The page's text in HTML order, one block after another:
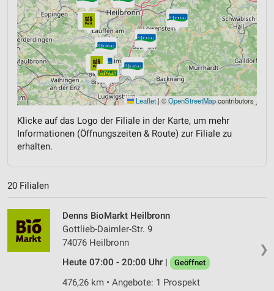
Leaflet |©OpenStreetMapcontributors
Klicke auf das Logo der Filiale in der Karte, um mehr
Informationen (Öffnungszeiten & Route) zur Filiale zu
erhalten.
20 Filialen
❯
Denns BioMarkt Heilbronn
Gottlieb-Daimler-Str. 9
74076 Heilbronn
Heute 07:00 - 20:00 Uhr |
Geöffnet
476,26 km • Angebote: 1 Prospekt